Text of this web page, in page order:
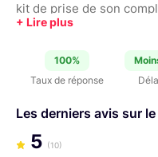
kit de prise de son
100%
Taux de réponse
Les derniers avis sur
5 (10)